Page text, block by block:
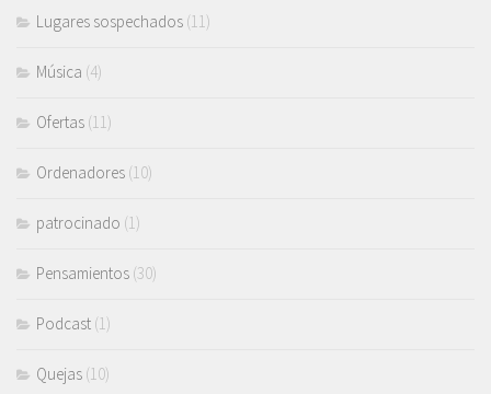
Lugares sospechados (11)
Música (4)
Ofertas (11)
Ordenadores (10)
patrocinado (1)
Pensamientos (30)
Podcast (1)
Quejas (10)